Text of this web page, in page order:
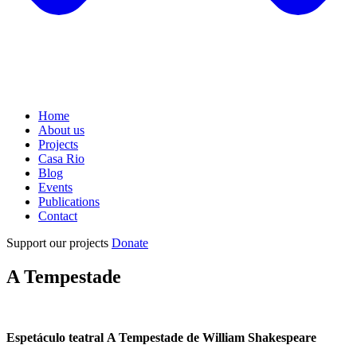
Home
About us
Projects
Casa Rio
Blog
Events
Publications
Contact
Support our projects Donate
A Tempestade
Espetáculo teatral A Tempestade de William Shakespeare